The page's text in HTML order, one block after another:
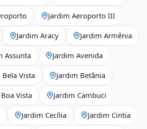
Jardim Aeroporto III
Jardim Aracy Jardim Armênia
Assunta Jardim Avenida
Bela Vista Jardim Betânia
Vista Jardim Cambuci
Jardim Cecília Jardim Cintia